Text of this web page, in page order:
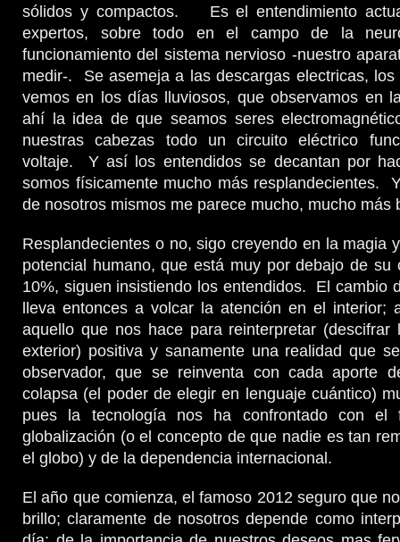
sólidos y compactos. Es el entendimiento
expertos, sobre todo en el campo de la
funcionamiento del sistema nervioso -nuestro
medir-. Se asemeja a las descargas electricas,
vemos en los días lluviosos, que observamos en
ahí la idea de que seamos seres
nuestras cabezas todo un circuito eléctrico
voltaje. Y así los entendidos se decantan por
somos físicamente mucho más resplandecientes.
de nosotros mismos me parece mucho, mucho más
Resplandecientes o no, sigo creyendo en la magia
potencial humano, que está muy por debajo de su
10%, siguen insistiendo los entendidos. El cambio
lleva entonces a volcar la atención en el interior;
aquello que nos hace para reinterpretar (descifrar
exterior) positiva y sanamente una realidad que
observador, que se reinventa con cada aporte
colapsa (el poder de elegir en lenguaje cuántico)
pues la tecnología nos ha confrontado con el
globalización (o el concepto de que nadie es tan
el globo) y de la dependencia internacional.
El año que comienza, el famoso 2012 seguro que
brillo; claramente de nosotros depende como